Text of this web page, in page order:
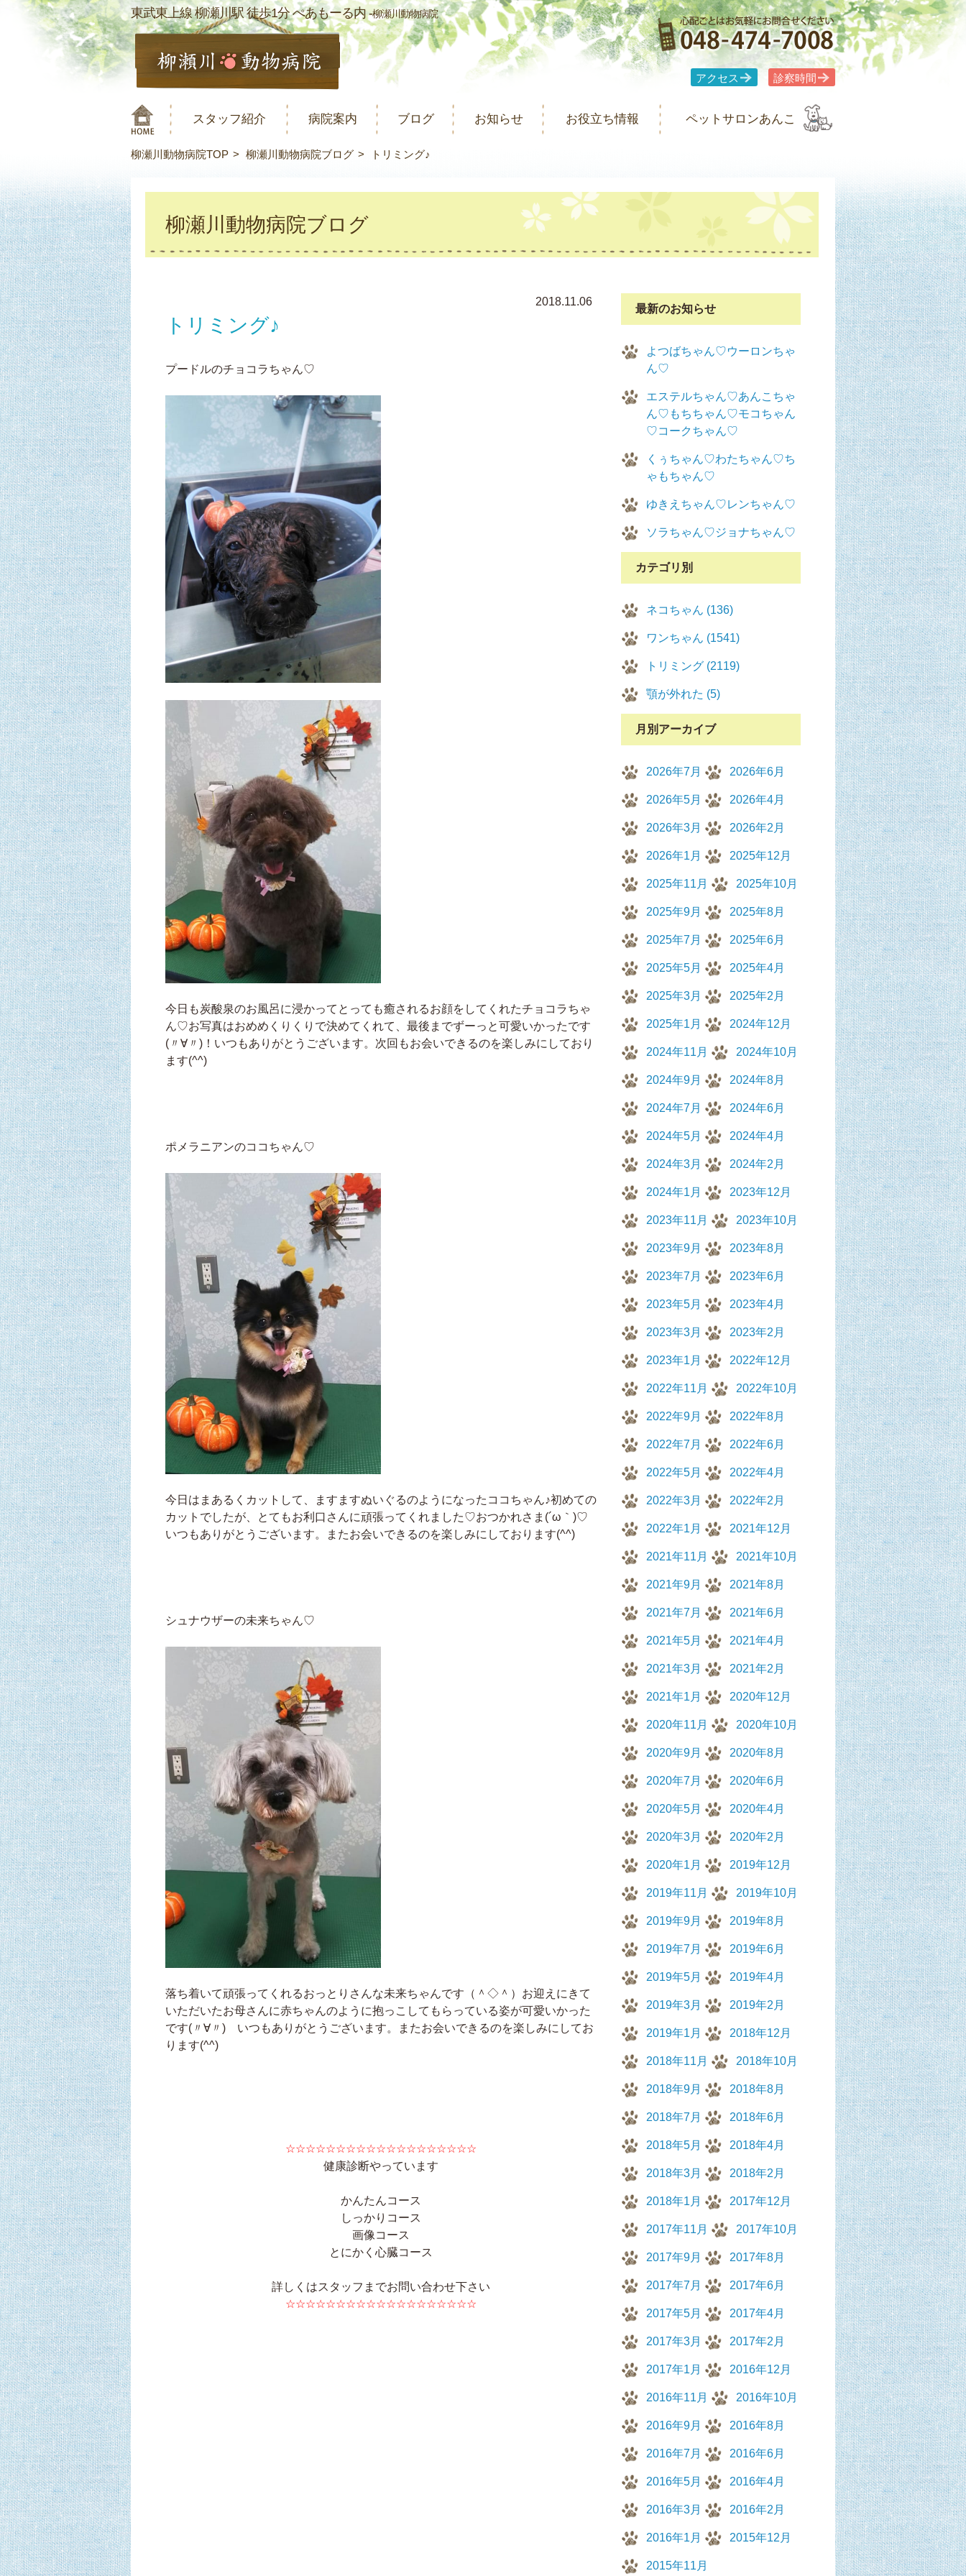
東武東上線 柳瀬川駅 徒歩1分 ぺあもーる内 -柳瀬川動物病院
アクセス 診察時間
スタッフ紹介 病院案内 ブログ お知らせ お役立ち情報 ペットサロンあんこ
柳瀬川動物病院TOP 柳瀬川動物病院ブログ トリミング♪
柳瀬川動物病院ブログ
2018.11.06
トリミング♪
プードルのチョコラちゃん♡
今日も炭酸泉のお風呂に浸かってとっても癒されるお顔をしてくれたチョコラちゃ
ん♡お写真はおめめくりくりで決めてくれて、最後までずーっと可愛いかったです
(〃∀〃)！いつもありがとうございます。次回もお会いできるのを楽しみにしており
ます(^^)
ポメラニアンのココちゃん♡
今日はまあるくカットして、ますますぬいぐるのようになったココちゃん♪初めての
カットでしたが、とてもお利口さんに頑張ってくれました♡おつかれさま(´ω｀)♡
いつもありがとうございます。またお会いできるのを楽しみにしております(^^)
シュナウザーの未来ちゃん♡
落ち着いて頑張ってくれるおっとりさんな未来ちゃんです（＾◇＾）お迎えにきて
いただいたお母さんに赤ちゃんのように抱っこしてもらっている姿が可愛いかった
です(〃∀〃) いつもありがとうございます。またお会いできるのを楽しみにしてお
ります(^^)
☆☆☆☆☆☆☆☆☆☆☆☆☆☆☆☆☆☆☆
健康診断やっています
かんたんコース
しっかりコース
画像コース
とにかく心臓コース
詳しくはスタッフまでお問い合わせ下さい
☆☆☆☆☆☆☆☆☆☆☆☆☆☆☆☆☆☆☆
最新のお知らせ
よつばちゃん♡ウーロンちゃ
ん♡
エステルちゃん♡あんこちゃ
ん♡もちちゃん♡モコちゃん
♡コークちゃん♡
くぅちゃん♡わたちゃん♡ち
ゃもちゃん♡
ゆきえちゃん♡レンちゃん♡
ソラちゃん♡ジョナちゃん♡
カテゴリ別
ネコちゃん (136)
ワンちゃん (1541)
トリミング (2119)
顎が外れた (5)
月別アーカイブ
2026年7月 2026年6月
2026年5月 2026年4月
2026年3月 2026年2月
2026年1月 2025年12月
2025年11月 2025年10月
2025年9月 2025年8月
2025年7月 2025年6月
2025年5月 2025年4月
2025年3月 2025年2月
2025年1月 2024年12月
2024年11月 2024年10月
2024年9月 2024年8月
2024年7月 2024年6月
2024年5月 2024年4月
2024年3月 2024年2月
2024年1月 2023年12月
2023年11月 2023年10月
2023年9月 2023年8月
2023年7月 2023年6月
2023年5月 2023年4月
2023年3月 2023年2月
2023年1月 2022年12月
2022年11月 2022年10月
2022年9月 2022年8月
2022年7月 2022年6月
2022年5月 2022年4月
2022年3月 2022年2月
2022年1月 2021年12月
2021年11月 2021年10月
2021年9月 2021年8月
2021年7月 2021年6月
2021年5月 2021年4月
2021年3月 2021年2月
2021年1月 2020年12月
2020年11月 2020年10月
2020年9月 2020年8月
2020年7月 2020年6月
2020年5月 2020年4月
2020年3月 2020年2月
2020年1月 2019年12月
2019年11月 2019年10月
2019年9月 2019年8月
2019年7月 2019年6月
2019年5月 2019年4月
2019年3月 2019年2月
2019年1月 2018年12月
2018年11月 2018年10月
2018年9月 2018年8月
2018年7月 2018年6月
2018年5月 2018年4月
2018年3月 2018年2月
2018年1月 2017年12月
2017年11月 2017年10月
2017年9月 2017年8月
2017年7月 2017年6月
2017年5月 2017年4月
2017年3月 2017年2月
2017年1月 2016年12月
2016年11月 2016年10月
2016年9月 2016年8月
2016年7月 2016年6月
2016年5月 2016年4月
2016年3月 2016年2月
2016年1月 2015年12月
2015年11月